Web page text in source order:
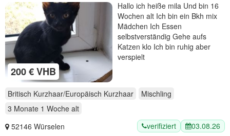
200 € VHB
Hallo ich heiße mila Und bin 16
Wochen alt Ich bin ein Bkh mix
Mädchen Ich Essen
selbstverständig Gehe aufs
Katzen klo Ich bin ruhig aber
verspielt
Britisch Kurzhaar/Europäisch Kurzhaar
Mischling
3 Monate 1 Woche alt
52146 Würselen
verifiziert 03.08.26